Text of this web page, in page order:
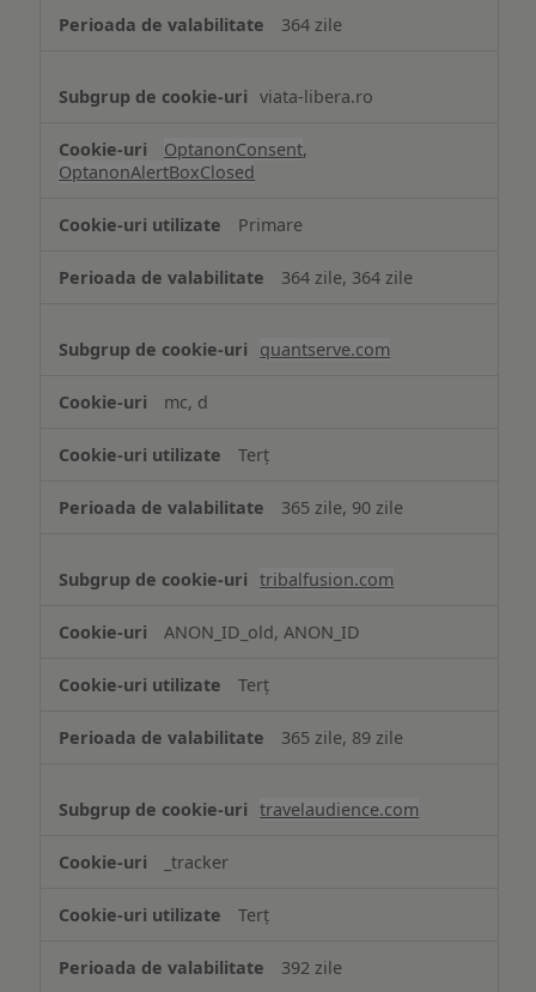
364 zile
viata-libera.ro
OptanonConsent,
OptanonAlertBoxClosed
Primare
364 zile, 364 zile
quantserve.com
mc, d
Terț
365 zile, 90 zile
tribalfusion.com
ANON_ID_old, ANON_ID
Terț
365 zile, 89 zile
travelaudience.com
_tracker
Terț
392 zile